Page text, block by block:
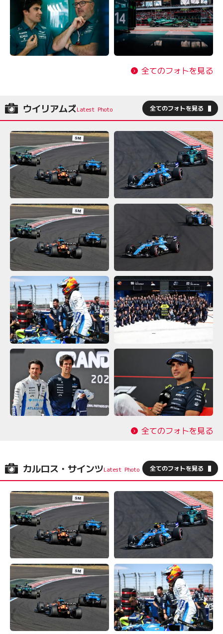
全てのフォトを見る
ウイリアムズ 全てのフォトを見る
全てのフォトを見る
カルロス・サインツ 全てのフォトを見る